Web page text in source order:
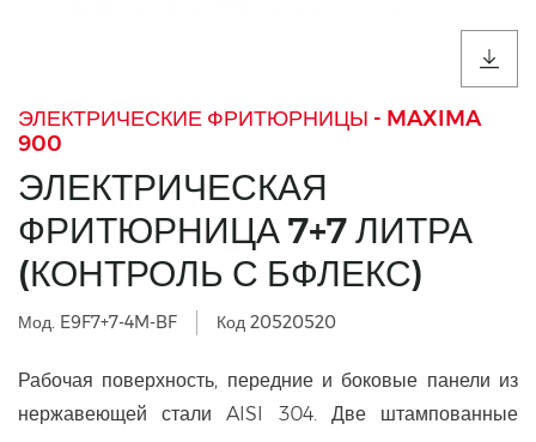
ЭЛЕКТРИЧЕСКИЕ ФРИТЮРНИЦЫ - MAXIMA
900
ЭЛЕКТРИЧЕСКАЯ
ФРИТЮРНИЦА 7+7 ЛИТРА
(КОНТРОЛЬ С БФЛЕКС)
Мод. E9F7+7-4M-BF Код 20520520
Рабочая поверхность, передние и боковые панели из
нержавеющей стали AISI 304. Две штампованные